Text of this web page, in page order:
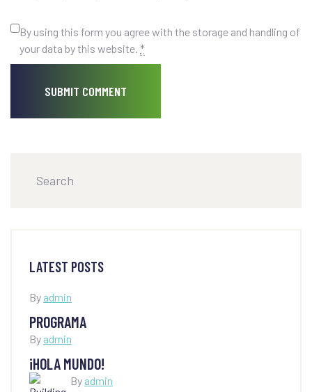
By using this form you agree with the storage and handling of
your data by this website. *
LATEST POSTS
By admin
PROGRAMA
By admin
¡HOLA MUNDO!
By admin